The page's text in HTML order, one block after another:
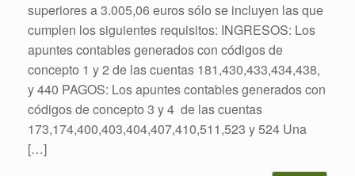
superiores a 3.005,06 euros sólo se incluyen las que
cumplen los siguientes requisitos: INGRESOS: Los
apuntes contables generados con códigos de
concepto 1 y 2 de las cuentas 181,430,433,434,438,
y 440 PAGOS: Los apuntes contables generados con
códigos de concepto 3 y 4 de las cuentas
173,174,400,403,404,407,410,511,523 y 524 Una
[…]